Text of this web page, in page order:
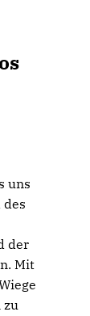
uns
der
Mit
zu